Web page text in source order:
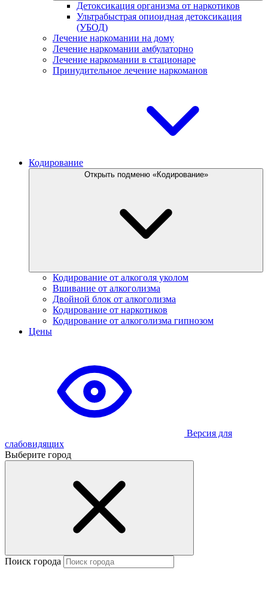
Детоксикация организма от наркотиков
Ультрабыстрая опиоидная детоксикация
(УБОД)
Лечение наркомании на дому
Лечение наркомании амбулаторно
Лечение наркомании в стационаре
Принудительное лечение наркоманов
Кодирование
Открыть подменю «Кодирование»
Кодирование от алкоголя уколом
Вшивание от алкоголизма
Двойной блок от алкоголизма
Кодирование от наркотиков
Кодирование от алкоголизма гипнозом
Цены
Версия для
слабовидящих
Выберите город
Поиск города